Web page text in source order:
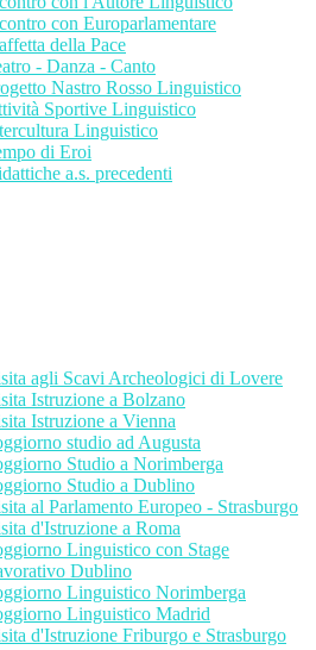
con Europarlamentare
della Pace
- Danza - Canto
Nastro Rosso Linguistico
Sportive Linguistico
Linguistico
di Eroi
a.s. precedenti
agli Scavi Archeologici di Lovere
Istruzione a Bolzano
Istruzione a Vienna
studio ad Augusta
Studio a Norimberga
Studio a Dublino
al Parlamento Europeo - Strasburgo
d'Istruzione a Roma
Linguistico con Stage
Dublino
Linguistico Norimberga
Linguistico Madrid
d'Istruzione Friburgo e Strasburgo